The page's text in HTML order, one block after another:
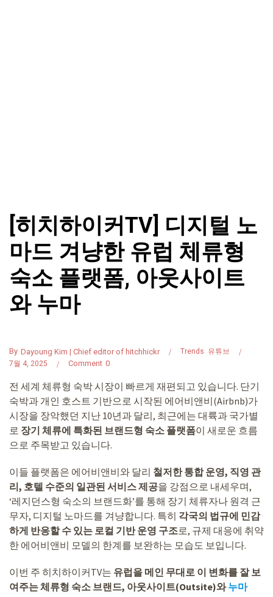
[히치하이커TV] 디지털 노
마드 겨냥한 유럽 체류형
숙소 플랫폼, 아웃사이트
와 누마
By Dayoung Kim | Chief editor of hitchhickr Trends 유튜브
7월 4, 2025
0
Comment
전 세계 체류형 숙박 시장이 빠르게 재편되고 있습니다. 단기
숙박과 개인 호스트 기반으로 시작된 에어비앤비(Airbnb)가
시장을 장악했던 지난 10년과 달리, 최근에는 대륙과 국가별
로 장기 체류에 특화된 브랜드형 숙소 플랫폼이 새로운 흐름
으로 주목받고 있습니다.
이들 플랫폼은 에어비앤비와 달리 철저한 통합 운영, 직영 관
리, 호텔 수준의 일관된 서비스 제공을 강점으로 내세우며,
‘레지던스형 숙소의 브랜드화’를 통해 장기 체류자나 원격 근
무자, 디지털 노마드를 겨냥합니다. 특히 각국의 법규에 민감
하게 반응할 수 있는 로컬 기반 운영 구조로, 규제 대응에 취약
한 에어비앤비 모델의 한계를 보완하는 모습도 보입니다.
이번 주 히치하이커TV는 유럽을 메인 무대로 이 변화를 잘 보
여주는 체류형 숙소 브랜드, 아웃사이트(Outsite)와누마